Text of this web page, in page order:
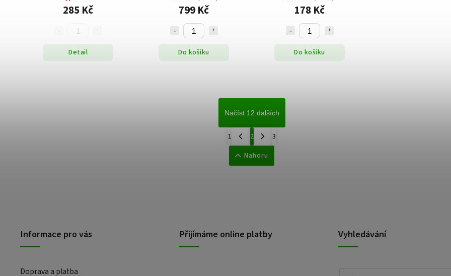
285 Kč
Detail
799 Kč
Do košíku
178 Kč
Do košíku
Načíst 12 dalších
1 2
3
Nahoru
Informace pro vás
Doprava a platba
Přijímáme online platby Vyhledávání